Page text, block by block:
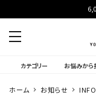
カテゴリー お悩みから
ホーム お知らせ INFO